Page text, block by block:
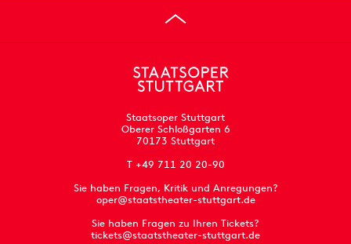
Staatsoper Stuttgart
Oberer Schloßgarten 6
70173 Stuttgart
T +49 711 20 20-90
Sie haben Fragen, Kritik und Anregungen?
oper@staatstheater-stuttgart.de
Sie haben Fragen zu Ihren Tickets?
tickets@staatstheater-stuttgart.de